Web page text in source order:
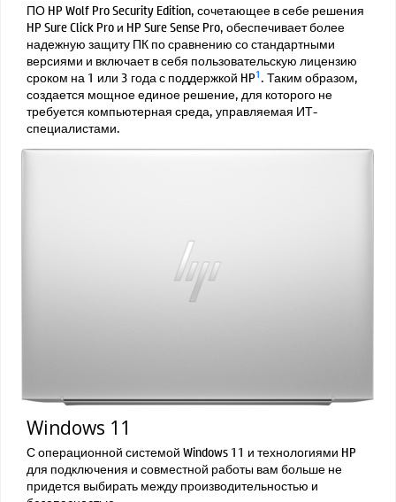
ПО HP Wolf Pro Security Edition, сочетающее в себе решения
HP Sure Click Pro и HP Sure Sense Pro, обеспечивает более
надежную защиту ПК по сравнению со стандартными
версиями и включает в себя пользовательскую лицензию
сроком на 1 или 3 года с поддержкой HP1. Таким образом,
создается мощное единое решение, для которого не
требуется компьютерная среда, управляемая ИТ-
специалистами.
Windows 11
С операционной системой Windows 11 и технологиями HP
для подключения и совместной работы вам больше не
придется выбирать между производительностью и